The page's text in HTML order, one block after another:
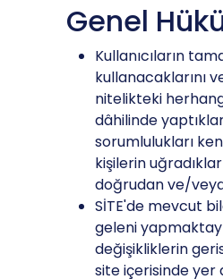
Genel
Kullanıcıların
kullanacaklarını
nitelikteki
dâhilinde
sorumlulukları
kişilerin
doğrudan ve/
SİTE'de mevcut
geleni
değişikliklerin
site içerisinde yer